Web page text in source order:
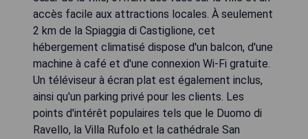
accès facile aux attractions locales. À seulement
2 km de la Spiaggia di Castiglione, cet
hébergement climatisé dispose d'un balcon, d'une
machine à café et d'une connexion Wi-Fi gratuite.
Un téléviseur à écran plat est également inclus,
ainsi qu'un parking privé pour les clients. Les
points d'intérêt populaires tels que le Duomo di
Ravello, la Villa Rufolo et la cathédrale San